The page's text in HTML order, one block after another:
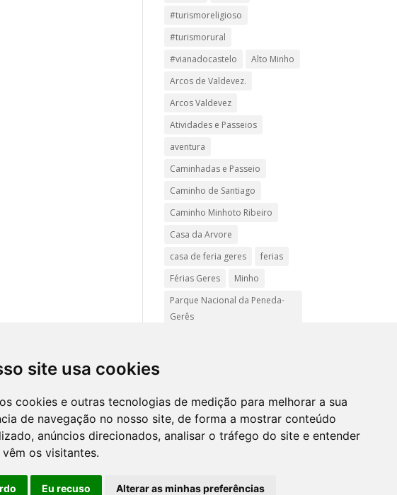
site usa cookies
cookies e outras tecnologias de medição para melhorar a sua
de navegação no nosso site, de forma a mostrar conteúdo
anúncios direcionados, analisar o tráfego do site e entender
os visitantes.
Eu recuso Alterar as minhas preferências
#turismoreligioso
#turismorural
#vianadocastelo
Alto Minho
Arcos de Valdevez.
Arcos Valdevez
Atividades e Passeios
aventura
Caminhadas e Passeio
Caminho de Santiago
Caminho Minhoto Ribeiro
Casa da Arvore
casa de feria geres
ferias
Férias Geres
Minho
Parque Nacional da Peneda-
Gerês
Turismo Rural Gerês
Reclamações| Mapasite